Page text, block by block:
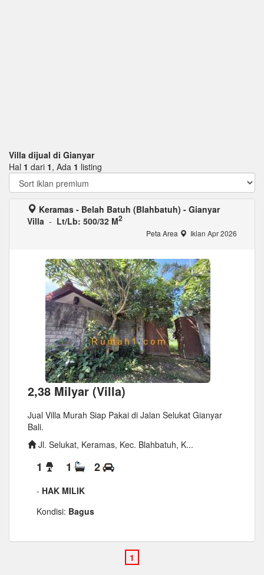
Villa dijual di Gianyar
Hal 1 dari 1, Ada 1 listing
Keramas - Belah Batuh (Blahbatuh) - Gianyar
Villa - Lt/Lb: 500/32 M2
Peta Area Iklan Apr 2026
2,38 Milyar (Villa)
Jual Villa Murah Siap Pakai di Jalan Selukat Gianyar
Bali.
Jl. Selukat, Keramas, Kec. Blahbatuh, K...
1 1 2
- HAK MILIK
Kondisi: Bagus